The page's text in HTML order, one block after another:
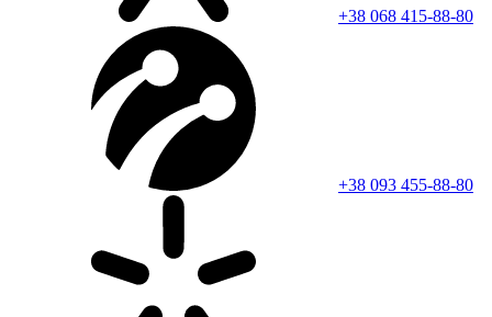
+38 068 415-88-80
+38 093 455-88-80